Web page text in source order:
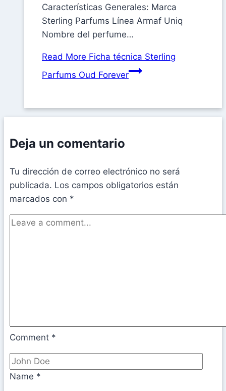
Características Generales: Marca
Sterling Parfums Línea Armaf Uniq
Nombre del perfume…
Read More Ficha técnica Sterling
Parfums Oud Forever
Deja un comentario
Tu dirección de correo electrónico no será
publicada. Los campos obligatorios están
marcados con *
Comment *
Name *